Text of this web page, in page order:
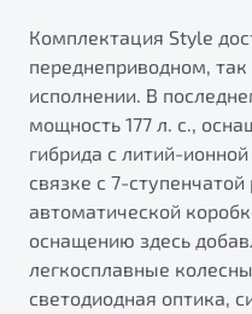
Комплектация Style
переднеприводном,
исполнении. В
мощность 177 л. с.,
гибрида с литий-
связке с 7-
автоматической
оснащению здесь
легкосплавные
светодиодная оптика,